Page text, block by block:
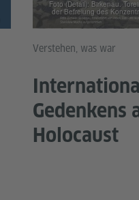
Verstehen, was war
Gedenkens
Holocaust
Foto (Detail): Birkenau.
der Befreiung des